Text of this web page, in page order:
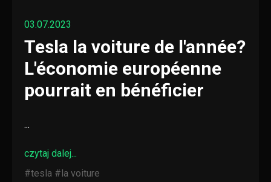
03.07.2023
Tesla la voiture de l'année?
L'économie européenne
pourrait en bénéficier
...
czytaj dalej...
#tesla #la voiture